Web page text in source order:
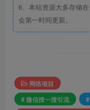
6、本站资源大多存储
会第一时间更新。
网络项目
# 微信搜一搜引流